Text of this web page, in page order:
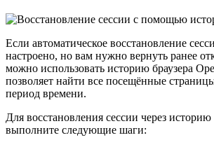
Если автоматическое восстановление
настроено, но вам нужно вернуть ранее
можно использовать историю браузера
позволяет найти все посещённые
период времени.
Для восстановления сессии через историю
выполните следующие шаги: